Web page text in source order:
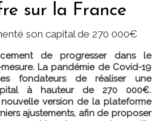
sur la France
son capital de 270 000€
de progresser dans le
La pandémie de Covid-19
fondateurs de réaliser une
à hauteur de 270 000€.
version de la plateforme
ajustements, afin de proposer